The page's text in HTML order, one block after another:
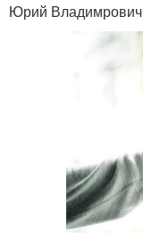
Юрий Владимрович